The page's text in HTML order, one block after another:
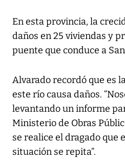
En esta provincia, la
daños en 25 viviendas y
puente que conduce a
Alvarado recordó que es
este río causa daños.
levantando un informe
Ministerio de Obras
se realice el dragado que
situación se repita”.